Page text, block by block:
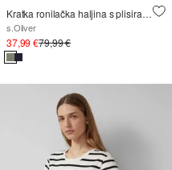
Kratka ronilačka haljina s plisiranim detaljem na rukavu
s.Oliver
37,99 €79,99 €